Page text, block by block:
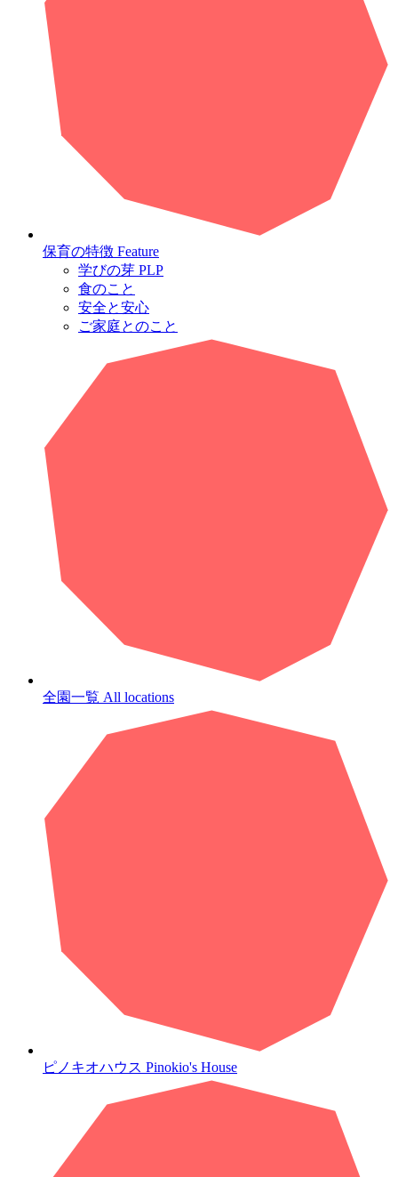
保育の特徴 Feature
学びの芽 PLP
食のこと
安全と安心
ご家庭とのこと
全園一覧 All locations
ピノキオハウス Pinokio's House